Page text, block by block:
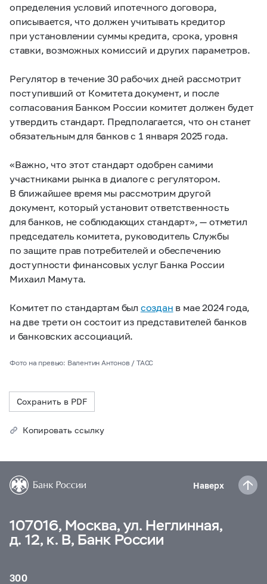
определения условий ипотечного договора,
описывается, что должен учитывать кредитор
при установлении суммы кредита, срока, уровня
ставки, возможных комиссий и других параметров.
Регулятор в течение 30 рабочих дней рассмотрит
поступивший от Комитета документ, и после
согласования Банком России комитет должен будет
утвердить стандарт. Предполагается, что он станет
обязательным для банков с 1 января 2025 года.
«Важно, что этот стандарт одобрен самими
участниками рынка в диалоге с регулятором.
В ближайшее время мы рассмотрим другой
документ, который установит ответственность
для банков, не соблюдающих стандарт», — отметил
председатель комитета, руководитель Службы
по защите прав потребителей и обеспечению
доступности финансовых услуг Банка России
Михаил Мамута.
Комитет по стандартам был создан в мае 2024 года,
на две трети он состоит из представителей банков
и банковских ассоциаций.
Фото на превью: Валентин Антонов / ТАСС
Сохранить в PDF
Копировать ссылку
Наверх
107016, Москва, ул. Неглинная,
д. 12, к. В, Банк России
300